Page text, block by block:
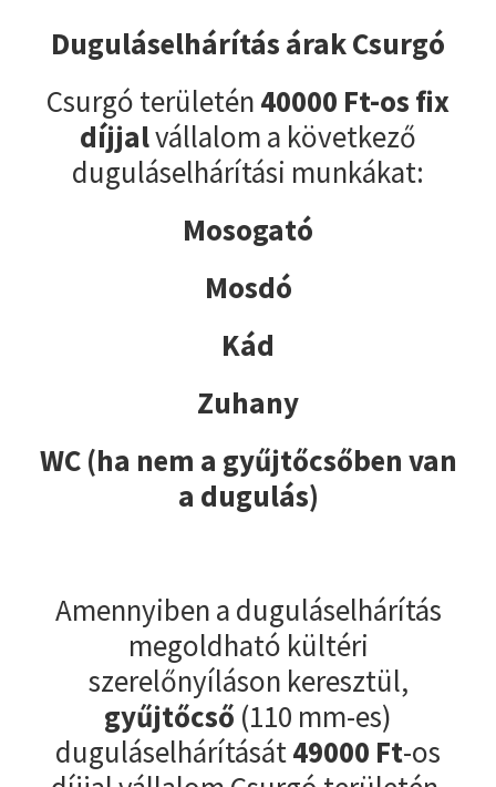
Duguláselhárítás árak Csurgó
Csurgó területén 40000 Ft-os fix
díjjalvállalom a következő
duguláselhárítási munkákat:
Mosogató
Mosdó
Kád
Zuhany
WC (ha nem a gyűjtőcsőben van
a dugulás)
Amennyiben a duguláselhárítás
megoldható kültéri
szerelőnyíláson keresztül,
gyűjtőcső (110 mm-es)
duguláselhárítását49000 Ft-os